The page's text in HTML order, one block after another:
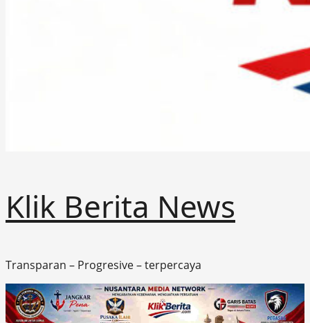
Klik Berita News
Transparan – Progresive – terpercaya